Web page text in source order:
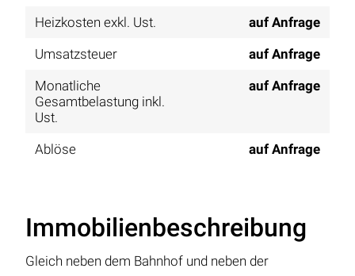
Heizkosten exkl. Ust.
auf Anfrage
Umsatzsteuer
auf Anfrage
Monatliche
Gesamtbelastung inkl.
Ust.
auf Anfrage
Ablöse auf Anfrage
Immobilienbeschreibung
Gleich neben dem Bahnhof und neben der